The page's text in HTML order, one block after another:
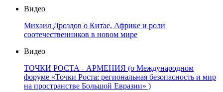
Видео
Михаил Дроздов о Китае, Африке и роли
соотечественников в новом мире
Видео
ТОЧКИ РОСТА - АРМЕНИЯ (о Международном
форуме «Точки Роста: региональная безопасность и мир
на пространстве Большой Евразии» )